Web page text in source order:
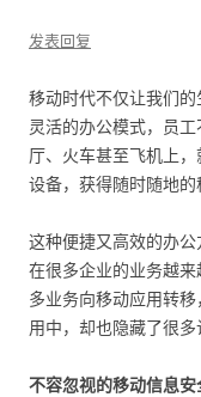
发表回复
移动时代不仅让我们
灵活的办公模式，员
厅、火车甚至飞机上
设备，获得随时随地的
这种便捷又高效的办
在很多企业的业务越
多业务向移动应用转
用中，却也隐藏了很多
不容忽视的移动信息安